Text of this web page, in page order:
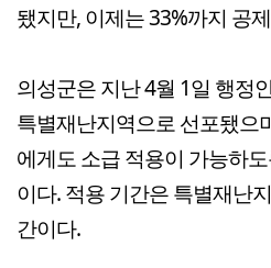
됐지만, 이제는 33%까지 공
의성군은 지난 4월 1일 행정
특별재난지역으로 선포됐으
에게도 소급 적용이 가능하
이다. 적용 기간은 특별재난
간이다.